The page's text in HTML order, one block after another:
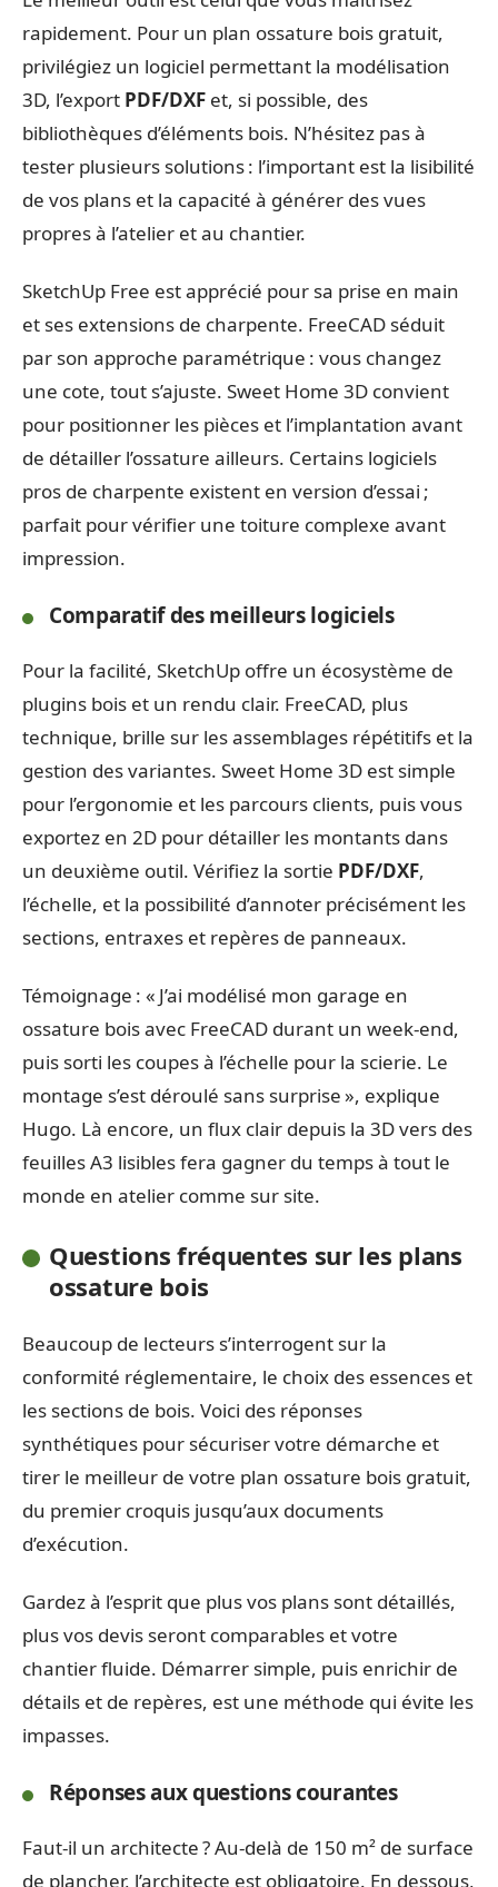
rapidement. Pour un plan ossature bois gratuit,
privilégiez un logiciel permettant la modélisation
3D, l’export PDF/DXF et, si possible, des
bibliothèques d’éléments bois. N’hésitez pas à
tester plusieurs solutions : l’important est la lisibilité
de vos plans et la capacité à générer des vues
propres à l’atelier et au chantier.
SketchUp Free est apprécié pour sa prise en main
et ses extensions de charpente. FreeCAD séduit
par son approche paramétrique : vous changez
une cote, tout s’ajuste. Sweet Home 3D convient
pour positionner les pièces et l’implantation avant
de détailler l’ossature ailleurs. Certains logiciels
pros de charpente existent en version d’essai ;
parfait pour vérifier une toiture complexe avant
impression.
Comparatif des meilleurs logiciels
Pour la facilité, SketchUp offre un écosystème de
plugins bois et un rendu clair. FreeCAD, plus
technique, brille sur les assemblages répétitifs et la
gestion des variantes. Sweet Home 3D est simple
pour l’ergonomie et les parcours clients, puis vous
exportez en 2D pour détailler les montants dans
un deuxième outil. Vérifiez la sortie PDF/DXF,
l’échelle, et la possibilité d’annoter précisément les
sections, entraxes et repères de panneaux.
Témoignage : « J’ai modélisé mon garage en
ossature bois avec FreeCAD durant un week-end,
puis sorti les coupes à l’échelle pour la scierie. Le
montage s’est déroulé sans surprise », explique
Hugo. Là encore, un flux clair depuis la 3D vers des
feuilles A3 lisibles fera gagner du temps à tout le
monde en atelier comme sur site.
Questions fréquentes sur les plans
ossature bois
Beaucoup de lecteurs s’interrogent sur la
conformité réglementaire, le choix des essences et
les sections de bois. Voici des réponses
synthétiques pour sécuriser votre démarche et
tirer le meilleur de votre plan ossature bois gratuit,
du premier croquis jusqu’aux documents
d’exécution.
Gardez à l’esprit que plus vos plans sont détaillés,
plus vos devis seront comparables et votre
chantier fluide. Démarrer simple, puis enrichir de
détails et de repères, est une méthode qui évite les
impasses.
Réponses aux questions courantes
Faut-il un architecte ? Au-delà de 150 m² de surface
de plancher, l’architecte est obligatoire. En dessous,